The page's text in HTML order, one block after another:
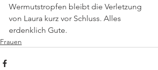
Wermutstropfen bleibt die Verletzung
von Laura kurz vor Schluss. Alles
erdenklich Gute.
Frauen